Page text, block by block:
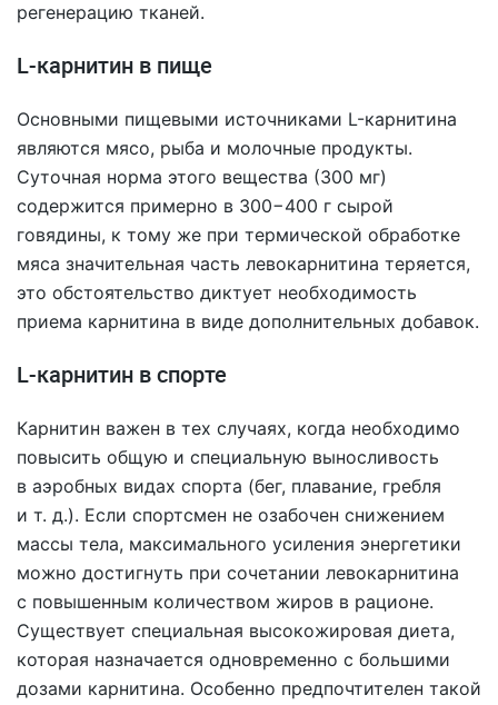
регенерацию тканей.
L-карнитин в пище
Основными пищевыми источниками L-карнитина
являются мясо, рыба и молочные продукты.
Суточная норма этого вещества (300 мг)
содержится примерно в 300−400 г сырой
говядины, к тому же при термической обработке
мяса значительная часть левокарнитина теряется,
это обстоятельство диктует необходимость
приема карнитина в виде дополнительных добавок.
L-карнитин в спорте
Карнитин важен в тех случаях, когда необходимо
повысить общую и специальную выносливость
в аэробных видах спорта (бег, плавание, гребля
и т. д.). Если спортсмен не озабочен снижением
массы тела, максимального усиления энергетики
можно достигнуть при сочетании левокарнитина
с повышенным количеством жиров в рационе.
Существует специальная высокожировая диета,
которая назначается одновременно с большими
дозами карнитина. Особенно предпочтителен такой